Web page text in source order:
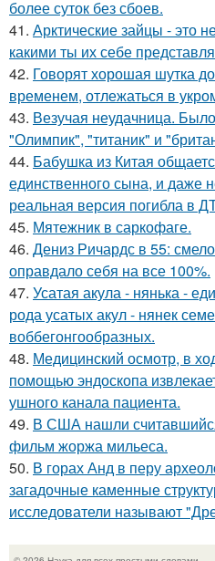
более суток без сбоев.
41. Арктические зайцы - это
какими ты их себе
42. Говорят хорошая шутка
временем, отлежаться в
43. Везучая неудачница.
"Олимпик", "титаник" и
44. Бабушка из Китая
единственного сына, и даже
реальная версия погибла в
45. Мятежник в саркофаге.
46. Дениз Ричардс в 55:
оправдало себя на все 100%.
47. Усатая акула - нянька -
рода усатых акул - нянек
воббегонгообразных.
48. Медицинский осмотр, в
помощью эндоскопа
ушного канала пациента.
49. В США нашли
фильм жоржа мильеса.
50. В горах Анд в перу
загадочные каменные
исследователи называют